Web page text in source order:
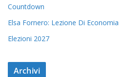
Countdown
Elsa Fornero: Lezione Di Economia
Elezioni 2027
Archivi